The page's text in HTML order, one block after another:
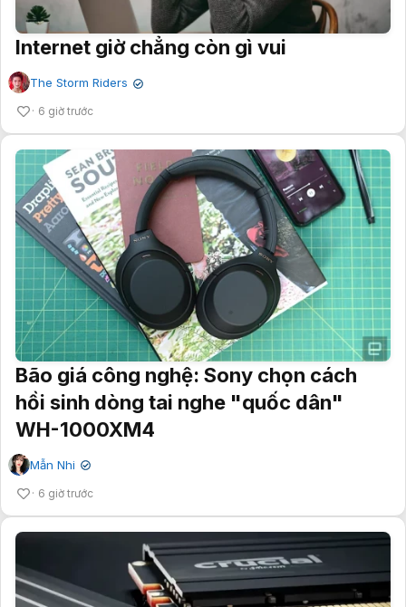
Internet giờ chẳng còn gì vui
The Storm Riders ✔
6 giờ trước
Bão giá công nghệ: Sony chọn cách
hồi sinh dòng tai nghe "quốc dân"
WH-1000XM4
Mẫn Nhi ✔
6 giờ trước